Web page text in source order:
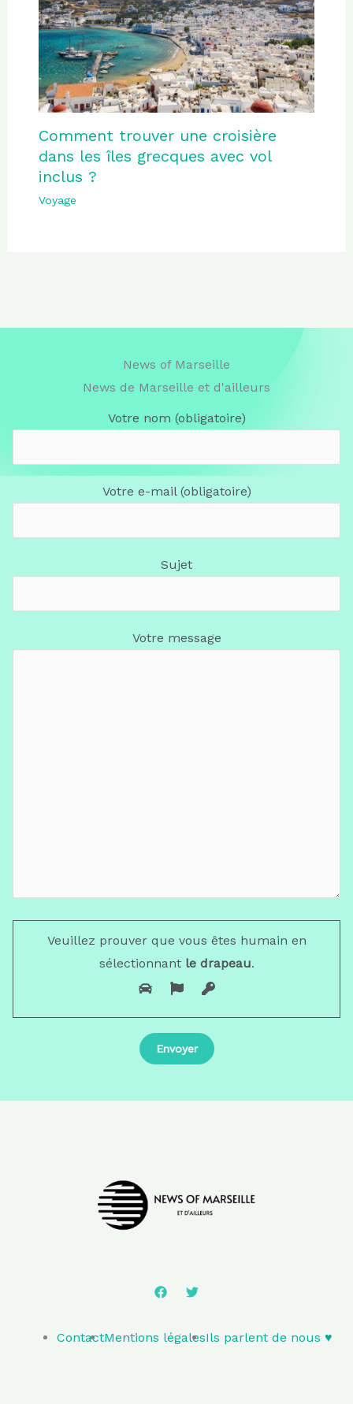
Comment trouver une croisière
dans les îles grecques avec vol
inclus ?
Voyage
News of Marseille
News de Marseille et d'ailleurs
Votre nom (obligatoire)
Votre e-mail (obligatoire)
Sujet
Votre message
Veuillez prouver que vous êtes humain en
sélectionnantle drapeau.
ContactMentions légalesIls parlent de nous ♥️